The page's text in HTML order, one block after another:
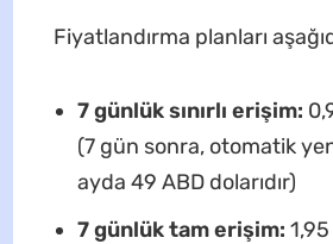
Fiyatlandırma planları
7 günlük sınırlı erişim:
(7 gün sonra, otomatik
ayda 49 ABD dolarıdır)
7 günlük tam erişim: